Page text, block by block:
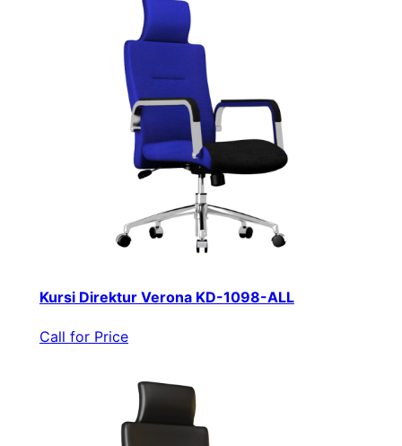
Kursi Direktur Verona KD-1098-ALL
Call for Price